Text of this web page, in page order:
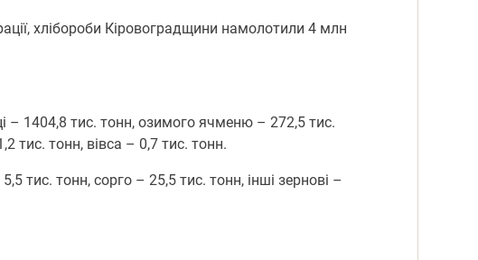
хлібороби Кіровоградщини намолотили 4 млн
– 1404,8 тис. тонн, озимого ячменю – 272,5 тис.
тис. тонн, вівса – 0,7 тис. тонн.
тис. тонн, сорго – 25,5 тис. тонн, інші зернові –